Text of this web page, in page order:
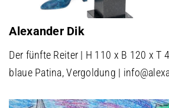
Alexander Dik
Der fünfte Reiter | H 110 x B 120 x T
blaue Patina, Vergoldung |